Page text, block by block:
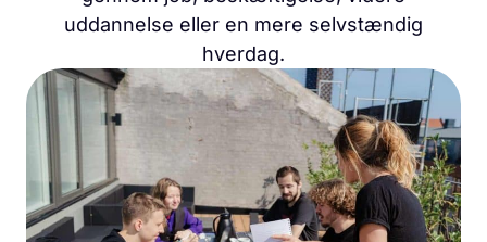
uddannelse eller en mere selvstændig
hverdag.